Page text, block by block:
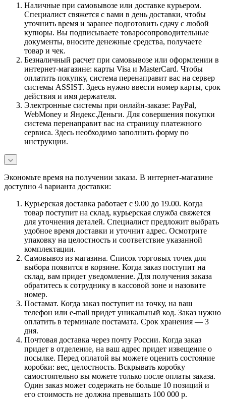
Наличные при самовывозе или доставке курьером.
Специалист свяжется с вами в день доставки, чтобы
уточнить время и заранее подготовить сдачу с любой
купюры. Вы подписываете товаросопроводительные
документы, вносите денежные средства, получаете
товар и чек.
Безналичный расчет при самовывозе или оформлении в
интернет-магазине: карты Visa и MasterCard. Чтобы
оплатить покупку, система перенаправит вас на сервер
системы ASSIST. Здесь нужно ввести номер карты, срок
действия и имя держателя.
Электронные системы при онлайн-заказе: PayPal,
WebMoney и Яндекс.Деньги. Для совершения покупки
система перенаправит вас на страницу платежного
сервиса. Здесь необходимо заполнить форму по
инструкции.
Экономьте время на получении заказа. В интернет-магазине
доступно 4 варианта доставки:
Курьерская доставка работает с 9.00 до 19.00. Когда
товар поступит на склад, курьерская служба свяжется
для уточнения деталей. Специалист предложит выбрать
удобное время доставки и уточнит адрес. Осмотрите
упаковку на целостность и соответствие указанной
комплектации.
Самовывоз из магазина. Список торговых точек для
выбора появится в корзине. Когда заказ поступит на
склад, вам придет уведомление. Для получения заказа
обратитесь к сотруднику в кассовой зоне и назовите
номер.
Постамат. Когда заказ поступит на точку, на ваш
телефон или e-mail придет уникальный код. Заказ нужно
оплатить в терминале постамата. Срок хранения — 3
дня.
Почтовая доставка через почту России. Когда заказ
придет в отделение, на ваш адрес придет извещение о
посылке. Перед оплатой вы можете оценить состояние
коробки: вес, целостность. Вскрывать коробку
самостоятельно вы можете только после оплаты заказа.
Один заказ может содержать не больше 10 позиций и
его стоимость не должна превышать 100 000 р.